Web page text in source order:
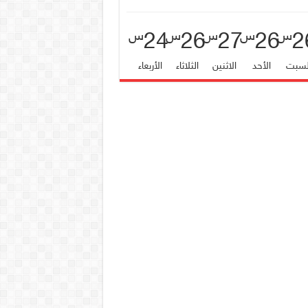
س26س
الأحد
27س
الاثنين
26س
الثلاثاء
24س
الأربعاء